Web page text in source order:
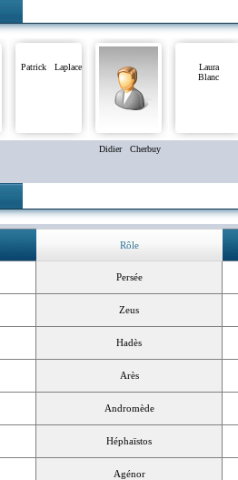
Patrick Laplace
Didier Cherbuy
Laura
Blanc
Rôle
Persée
Zeus
Hadès
Arès
Andromède
Héphaïstos
Agénor